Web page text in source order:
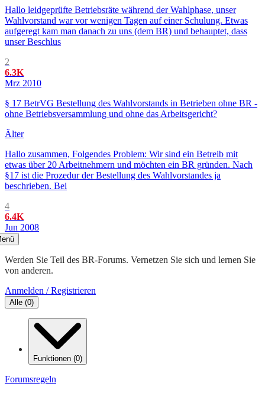
Hallo leidgeprüfte Betriebsräte während der Wahlphase, unser
Wahlvorstand war vor wenigen Tagen auf einer Schulung. Etwas
aufgeregt kam man danach zu uns (dem BR) und behauptet, dass
unser Beschlus
2
6.3K
Mrz 2010
§ 17 BetrVG Bestellung des Wahlvorstands in Betrieben ohne BR -
ohne Betriebsversammlung und ohne das Arbeitsgericht?
Älter
Hallo zusammen, Folgendes Problem: Wir sind ein Betreib mit
etwas über 20 Arbeitnehmern und möchten ein BR gründen. Nach
§17 ist die Prozedur der Bestellung des Wahlvorstandes ja
beschrieben. Bei
4
6.4K
Jun 2008
Werden Sie Teil des BR-Forums. Vernetzen Sie sich und lernen Sie
von anderen.
Anmelden / Registrieren
Alle (0)
Funktionen (0)
Forumsregeln